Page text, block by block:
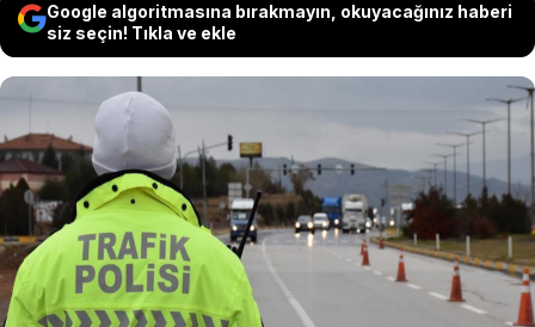
Google algoritmasına bırakmayın, okuyacağınız haberi
siz seçin! Tıkla ve ekle
Trabzon'un Yomra ilçesinde "dur"
ihtarına uymayıp polise çarparak
kaçan sürücü gözaltına alındı.